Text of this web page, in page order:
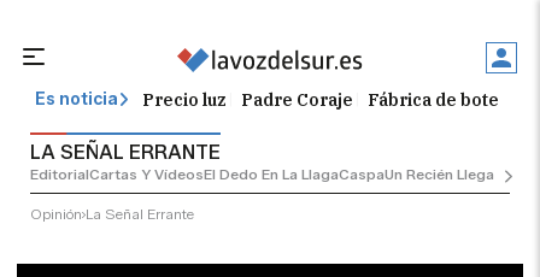
Es noticia Precio luz Padre Coraje Fábrica de botellas
LA SEÑAL ERRANTE
EditorialCartas Y VídeosEl Dedo En La LlagaCaspaUn Recién Llegado
Opinión La Señal Errante